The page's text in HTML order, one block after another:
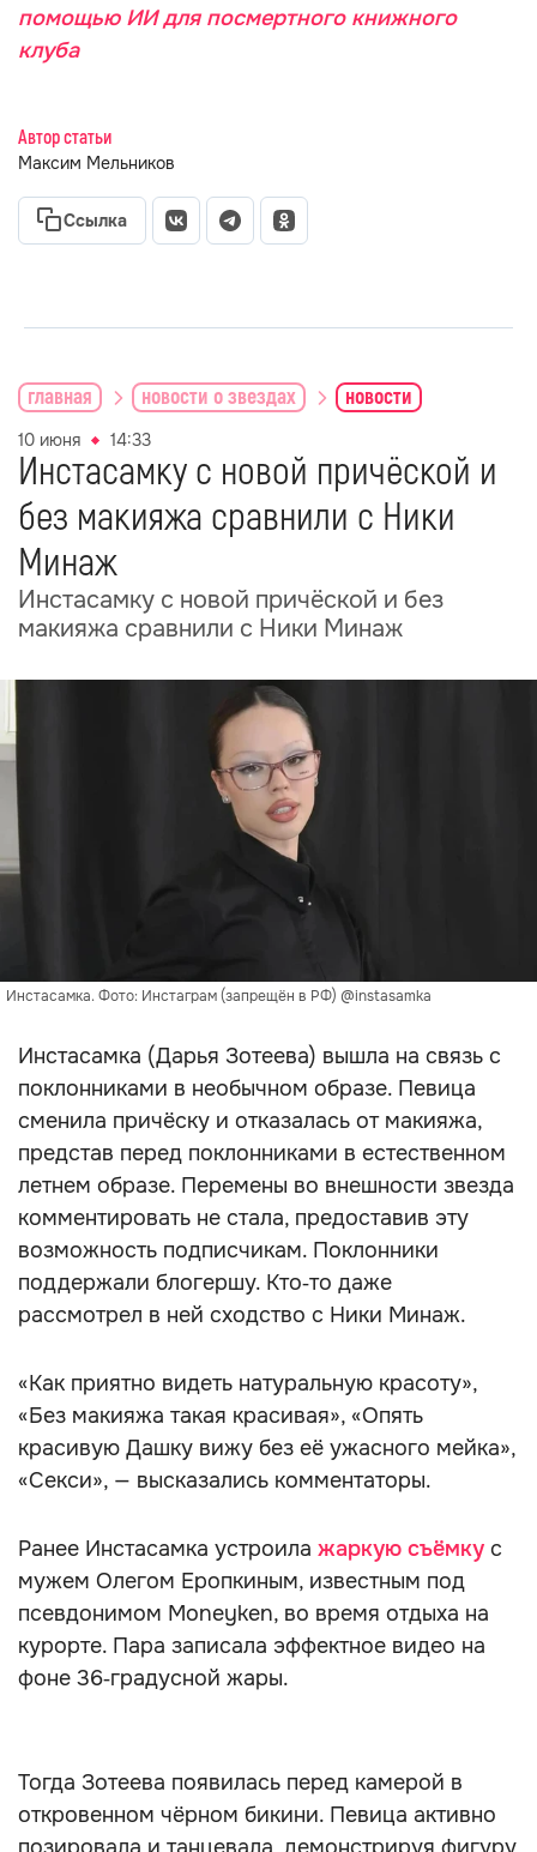
помощью ИИ для посмертного книжного
клуба
Автор статьи
Максим Мельников
Ссылка
главная новости о звездах новости
10 июня 14:33
Инстасамку с новой причёской и
без макияжа сравнили с Ники
Минаж
Инстасамку с новой причёской и без
макияжа сравнили с Ники Минаж
Инстасамка. Фото: Инстаграм (запрещён в РФ) @instasamka
Инстасамка (Дарья Зотеева) вышла на связь с
поклонниками в необычном образе. Певица
сменила причёску и отказалась от макияжа,
представ перед поклонниками в естественном
летнем образе. Перемены во внешности звезда
комментировать не стала, предоставив эту
возможность подписчикам. Поклонники
поддержали блогершу. Кто‑то даже
рассмотрел в ней сходство с Ники Минаж.
«Как приятно видеть натуральную красоту»,
«Без макияжа такая красивая», «Опять
красивую Дашку вижу без её ужасного мейка»,
«Секси», — высказались комментаторы.
Ранее Инстасамка устроила жаркую съёмку с
мужем Олегом Еропкиным, известным под
псевдонимом Moneyken, во время отдыха на
курорте. Пара записала эффектное видео на
фоне 36‑градусной жары.
Тогда Зотеева появилась перед камерой в
откровенном чёрном бикини. Певица активно